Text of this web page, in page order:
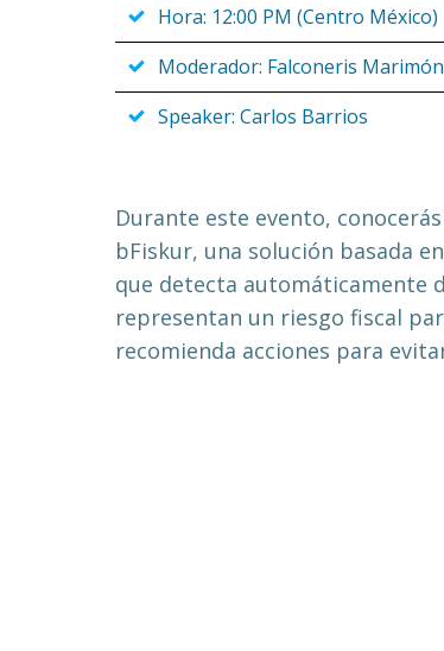
Hora: 12:00 PM (Centro México)
Moderador: Falconeris Marimón
Speaker: Carlos Barrios
Durante este evento,
bFiskur, una solución basada
que detecta automáticamente
representan un riesgo fiscal
recomienda acciones para